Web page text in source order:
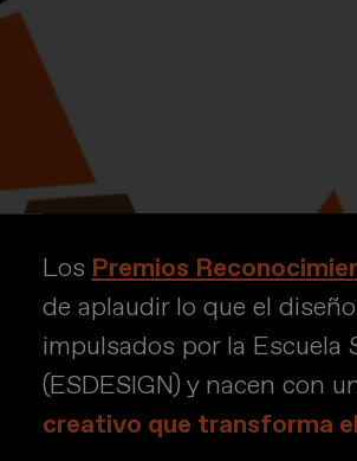
Los Premios
de aplaudir lo que el
impulsados por la Escuela
(ESDESIGN) y nacen con
creativo que transforma